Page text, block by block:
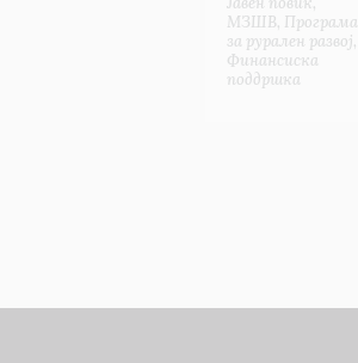
МЗШВ, Програма
за рурален развој,
Финансиска
поддршка